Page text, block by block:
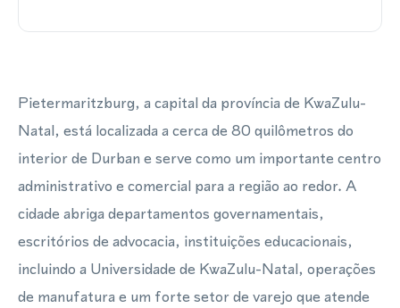
Pietermaritzburg, a capital da província de KwaZulu-
Natal, está localizada a cerca de 80 quilômetros do
interior de Durban e serve como um importante centro
administrativo e comercial para a região ao redor. A
cidade abriga departamentos governamentais,
escritórios de advocacia, instituições educacionais,
incluindo a Universidade de KwaZulu-Natal, operações
de manufatura e um forte setor de varejo que atende